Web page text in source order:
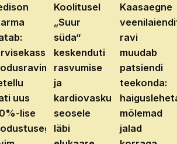
uus
lise
Koolitusel
„Suur
süda“
keskenduti
rasvumise
ja
kardiovaskulaarhaiguste
seosele
läbi
Kaasaegne
ravi
muudab
patsiendi
teekonda:
mõlemad
jalad